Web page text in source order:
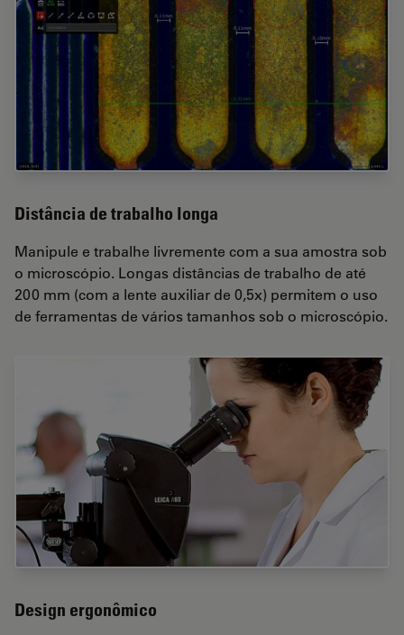
Distância de trabalho longa
Manipule e trabalhe livremente com a sua amostra sob
o microscópio. Longas distâncias de trabalho de até
200 mm (com a lente auxiliar de 0,5x) permitem o uso
de ferramentas de vários tamanhos sob o microscópio.
Design ergonômico